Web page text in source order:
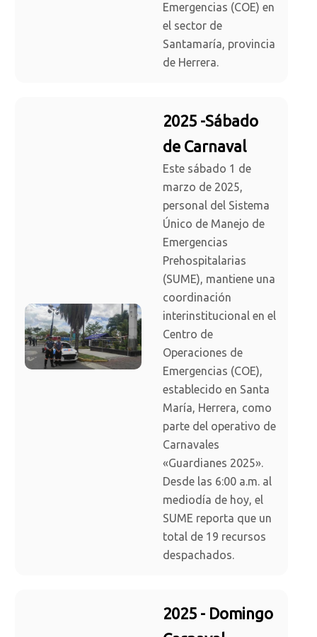
Emergencias (COE) en
el sector de
Santamaría, provincia
de Herrera.
2025 -Sábado
de Carnaval
Este sábado 1 de
marzo de 2025,
personal del Sistema
Único de Manejo de
Emergencias
Prehospitalarias
(SUME), mantiene una
coordinación
interinstitucional en el
Centro de
Operaciones de
Emergencias (COE),
establecido en Santa
María, Herrera, como
parte del operativo de
Carnavales
«Guardianes 2025».
Desde las 6:00 a.m. al
mediodía de hoy, el
SUME reporta que un
total de 19 recursos
despachados.
2025 - Domingo